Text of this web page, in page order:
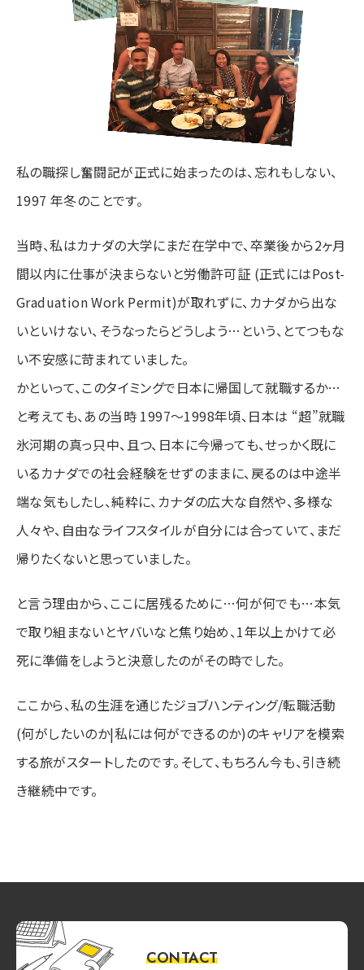
私の職探し奮闘記が正式に始まったのは、忘れもしない、
1997 年冬のことです。
当時、私はカナダの大学にまだ在学中で、卒業後から2ヶ月
間以内に仕事が決まらないと労働許可証 (正式にはPost-
Graduation Work Permit)が取れずに、カナダから出な
いといけない、そうなったらどうしよう…という、とてつもな
い不安感に苛まれていました。
かといって、このタイミングで日本に帰国して就職するか…
と考えても、あの当時 1997〜1998年頃、日本は “超”就職
氷河期の真っ只中、且つ、日本に今帰っても、せっかく既に
いるカナダでの社会経験をせずのままに、戻るのは中途半
端な気もしたし、純粋に、カナダの広大な自然や、多様な
人々や、自由なライフスタイルが自分には合っていて、まだ
帰りたくないと思っていました。
と言う理由から、ここに居残るために…何が何でも…本気
で取り組まないとヤバいなと焦り始め、1年以上かけて必
死に準備をしようと決意したのがその時でした。
ここから、私の生涯を通じたジョブハンティング/転職活動
(何がしたいのか|私には何ができるのか)のキャリアを模索
する旅がスタートしたのです。そして、もちろん今も、引き続
き継続中です。
CONTACT